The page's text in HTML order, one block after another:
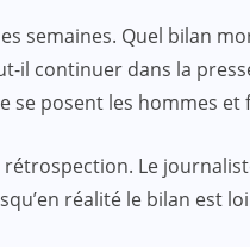
semaines. Quel bilan
il continuer dans la
posent les hommes et
Le
réalité le bilan est